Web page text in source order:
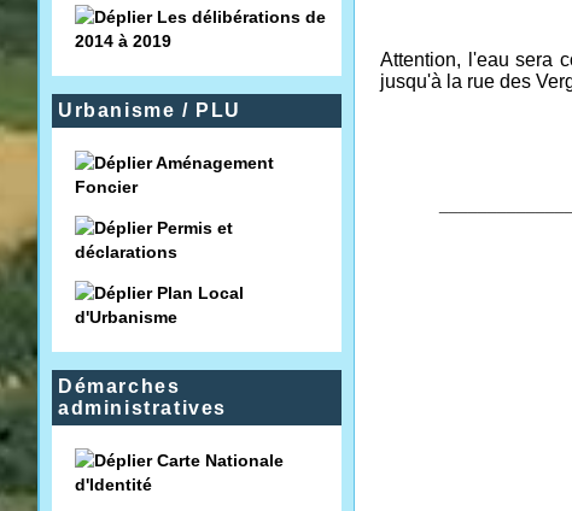
Les délibérations de
2014 à 2019
Urbanisme / PLU
Aménagement
Foncier
Permis et
déclarations
Plan Local
d'Urbanisme
Démarches
administratives
Carte Nationale
d'Identité
Attention, l'eau sera
jusqu'à la rue des V